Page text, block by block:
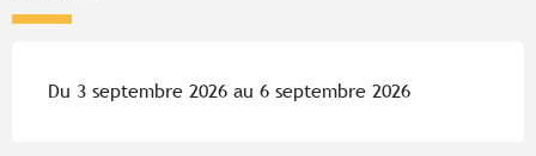
Du 3 septembre 2026 au 6 septembre 2026